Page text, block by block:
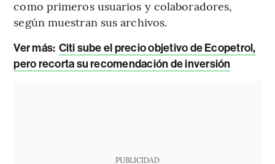
como primeros usuarios y colaboradores,
según muestran sus archivos.
Ver más: Citi sube el precio objetivo de Ecopetrol,
pero recorta su recomendación de inversión
PUBLICIDAD